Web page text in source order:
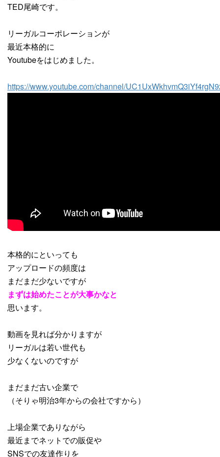
TED尾崎です。
リーガルコーポレーションが
最近本格的に
Youtubeをはじめました。
https://www.youtube.com/channel/
本格的にといっても
アップロードの頻度は
まだまだ少ないですが
まずは始めたことが大事かなと
思います。
動画を見れば分かりますが
リーガルは若い世代も
少なくないのですが
まだまだ古い企業で
（そりゃ明治3年からの会社ですから）
上場企業でありながら
最近までネットでの販促や
SNSでの友達作りを